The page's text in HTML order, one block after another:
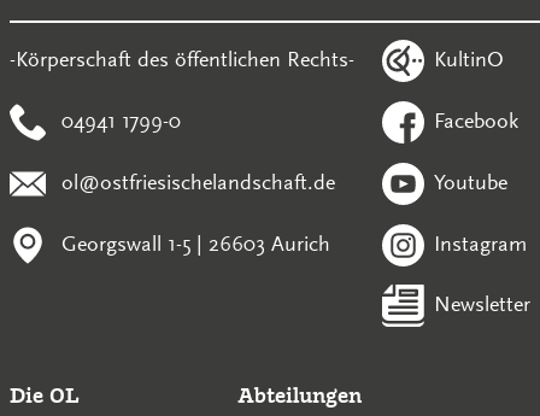
-Körperschaft des öffentlichen Rechts-
04941 1799-0
ol@ostfriesischelandschaft.de
Georgswall 1-5 | 26603 Aurich
KultinO
Facebook
Youtube
Instagram
Newsletter
Die OL Abteilungen